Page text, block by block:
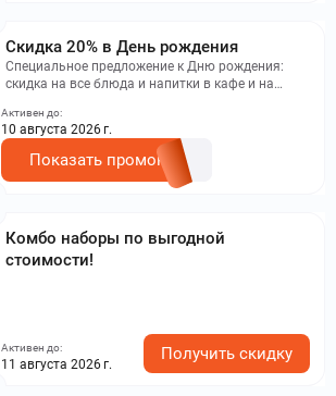
Скидка 20% в День рождения
Специальное предложение к Дню рождения:
скидка на все блюда и напитки в кафе и на
Минимальная сумма заказа для доставки - 3000
руб. Звоните оператору для заказа.
Активен до:
10 августа 2026 г.
Показать промокод
Комбо наборы по выгодной
стоимости!
Активен до:
11 августа 2026 г.
Получить скидку